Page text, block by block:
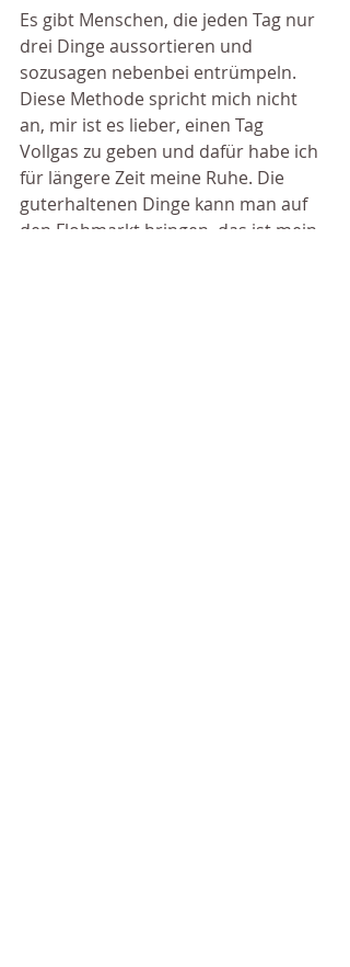
Es gibt Menschen, die jeden Tag nur
drei Dinge aussortieren und
sozusagen nebenbei entrümpeln.
Diese Methode spricht mich nicht
an, mir ist es lieber, einen Tag
Vollgas zu geben und dafür habe ich
für längere Zeit meine Ruhe. Die
guterhaltenen Dinge kann man auf
den Flohmarkt bringen, das ist mein